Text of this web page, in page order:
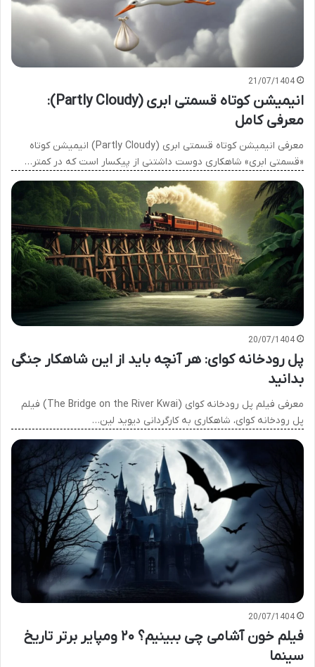
21/07/1404
انیمیشن کوتاه قسمتی ابری (Partly Cloudy):
معرفی کامل
معرفی انیمیشن کوتاه قسمتی ابری (Partly Cloudy) انیمیشن کوتاه
«قسمتی ابری» شاهکاری دوست داشتنی از پیکسار است که در کمتر…
20/07/1404
پل رودخانه کوای: هر آنچه باید از این شاهکار جنگی
بدانید
معرفی فیلم پل رودخانه کوای (The Bridge on the River Kwai) فیلم
پل رودخانه کوای، شاهکاری به کارگردانی دیوید لین…
20/07/1404
فیلم خون آشامی چی ببینیم؟ ۲۰ ومپایر برتر تاریخ
سینما